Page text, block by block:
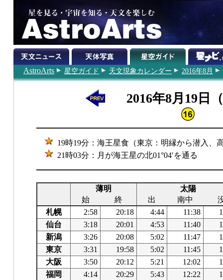
AstroArts 星空ガイド 天文現象カレンダー 2016年8月
2016年8月19日
19時19分：海王星食（東京：明縁から潜入、
21時03分：月が海王星の北01°04′を通る
薄明
太陽
始
終 出 南中
札幌
2:58 20:18 4:44 11:38
仙台
3:18 20:01 4:53 11:40
新潟
3:26 20:08 5:02 11:47
東京
3:31 19:58 5:02 11:45
大阪
3:50 20:12 5:21 12:02
福岡
4:14 20:29 5:43 12:22